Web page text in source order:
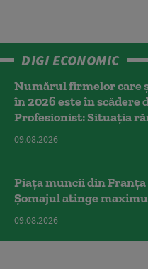
DIGI ECONOMIC
Numărul firmelor care
în 2026 este în
Profesionist: Situația
09.08.2026
Piața muncii din
Șomajul atinge
09.08.2026